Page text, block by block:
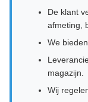
De klant
afmeting,
We
magazijn.
Wij